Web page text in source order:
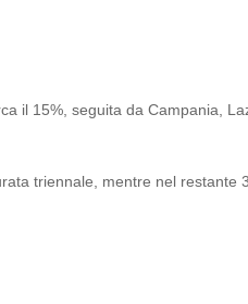
15%, seguita da Campania,
triennale, mentre nel restante